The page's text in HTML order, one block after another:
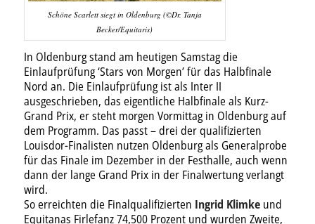
Schöne Scarlett siegt in Oldenburg (©Dr. Tanja
Becker/Equitaris)
In Oldenburg stand am heutigen Samstag die
Einlaufprüfung ‘Stars von Morgen’ für das Halbfinale
Nord an. Die Einlaufprüfung ist als Inter II
ausgeschrieben, das eigentliche Halbfinale als Kurz-
Grand Prix, er steht morgen Vormittag in Oldenburg auf
dem Programm. Das passt – drei der qualifizierten
Louisdor-Finalisten nutzen Oldenburg als Generalprobe
für das Finale im Dezember in der Festhalle, auch wenn
dann der lange Grand Prix in der Finalwertung verlangt
wird.
So erreichten die Finalqualifizierten Ingrid Klimkeund
Equitanas Firlefanz 74,500 Prozent und wurden Zweite,